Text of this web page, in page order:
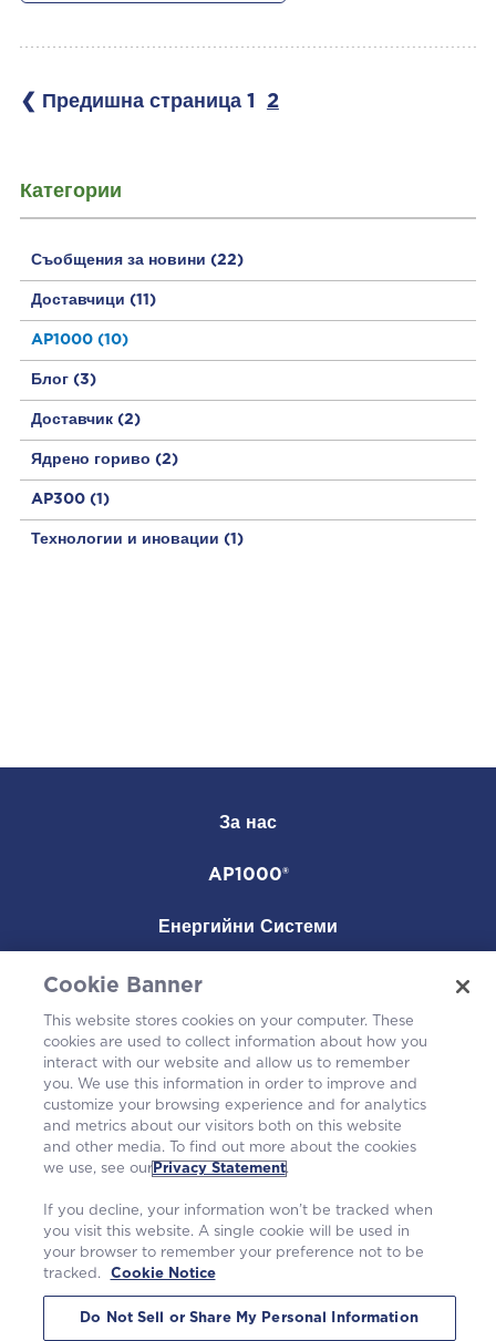
Категории
Съобщения за новини (22)
Доставчици (11)
AP1000 (10)
Блог (3)
Доставчик (2)
Ядрено гориво (2)
AP300 (1)
Технологии и иновации (1)
❮ Предишна страница 1 2
За нас
AP1000®
Енергийни Системи
В общността
© Westinghouse Electric Company LLC.
Cookie Banner
This website stores cookies on your computer. These
cookies are used to collect information about how you
interact with our website and allow us to remember
you. We use this information in order to improve and
customize your browsing experience and for analytics
and metrics about our visitors both on this website
and other media. To find out more about the cookies
we use, see our Privacy Statement.
If you decline, your information won’t be tracked when
you visit this website. A single cookie will be used in
your browser to remember your preference not to be
tracked.
Cookie Notice
Do Not Sell or Share My Personal Information